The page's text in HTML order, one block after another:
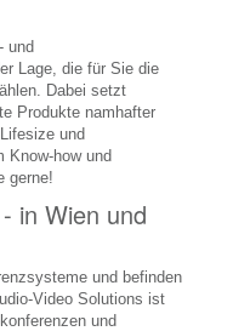
Voting
und
Lage, die für Sie die
Dabei setzt
Produkte namhafter
und
Know-how und
gerne!
in Wien und
und befinden
Video Solutions ist
und